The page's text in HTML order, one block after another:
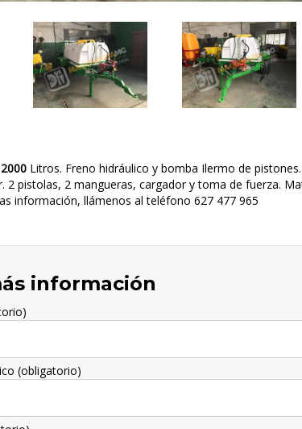
2000 Litros. Freno hidráulico y bomba Ilermo de
2 pistolas, 2 mangueras, cargador y toma de fuerza.
información, llámenos al teléfono 627 477 965
información
(obligatorio)